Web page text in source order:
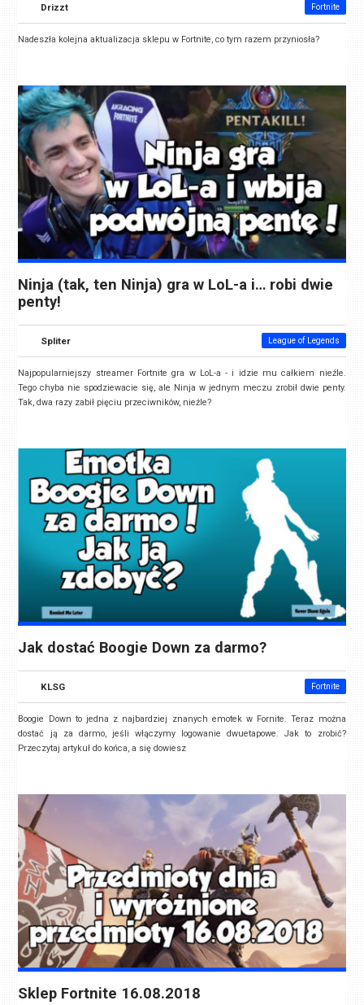
Drizzt Fortnite
Nadeszła kolejna aktualizacja sklepu w Fortnite, co tym razem przyniosła?
Ninja (tak, ten Ninja) gra w LoL-a i… robi dwie
penty!
Spliter League of Legends
Najpopularniejszy streamer Fortnite gra w LoL-a - i idzie mu całkiem nieźle.
Tego chyba nie spodziewacie się, ale Ninja w jednym meczu zrobił dwie penty.
Tak, dwa razy zabił pięciu przeciwników, nieźle?
Jak dostać Boogie Down za darmo?
KLSG Fortnite
Boogie Down to jedna z najbardziej znanych emotek w Fornite. Teraz można
dostać ją za darmo, jeśli włączymy logowanie dwuetapowe. Jak to zrobić?
Przeczytaj artykuł do końca, a się dowiesz
Sklep Fortnite 16.08.2018